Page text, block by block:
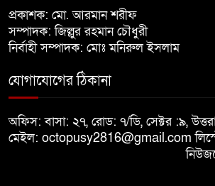
খালেদা জিয়ার
অনিশ্চিত
৮
৯
বিজয় দিবসে
ইসলামীর বর্ণাঢ্য
প্রকাশক: মো. আরমান শরীফ
সম্পাদক: জিল্লুর রহমান চৌধুরী
নির্বাহী সম্পাদক: মোঃ মনিরুল ইসলাম
যোগাযোগের ঠিকানা
অফিস: বাসা: ২৭, রোড: ৭/ডি, সেক্টর :৯,
মেইল: octopusy2816@gmail.com